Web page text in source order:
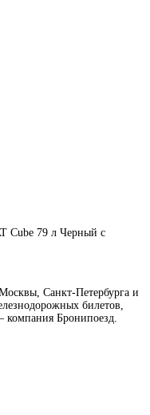
Cube 79 л Черный с
Санкт-Петербурга и
билетов,
компания Бронипоезд.